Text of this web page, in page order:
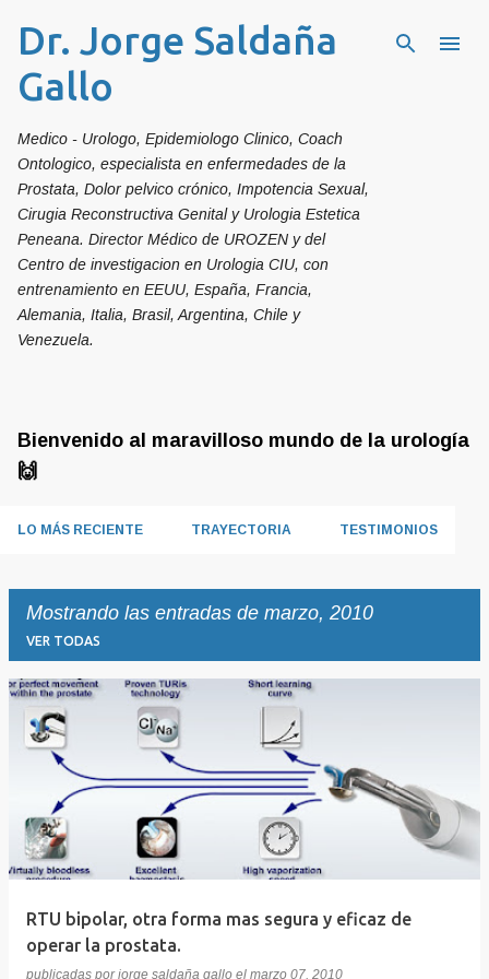
Ir al contenido principal
Dr. Jorge Saldaña
Gallo
Medico - Urologo, Epidemiologo Clinico, Coach
Ontologico, especialista en enfermedades de la
Prostata, Dolor pelvico crónico, Impotencia Sexual,
Cirugia Reconstructiva Genital y Urologia Estetica
Peneana. Director Médico de UROZEN y del
Centro de investigacion en Urologia CIU, con
entrenamiento en EEUU, España, Francia,
Alemania, Italia, Brasil, Argentina, Chile y
Venezuela.
Bienvenido al maravilloso mundo de la urología
🙌
LO MÁS RECIENTE TRAYECTORIA TESTIMONIOS
Mostrando las entradas de marzo, 2010
VER TODAS
d
RTU bipolar, otra forma mas segura y eficaz de
operar la prostata.
publicadas porjorge saldaña gallo el marzo 07, 2010